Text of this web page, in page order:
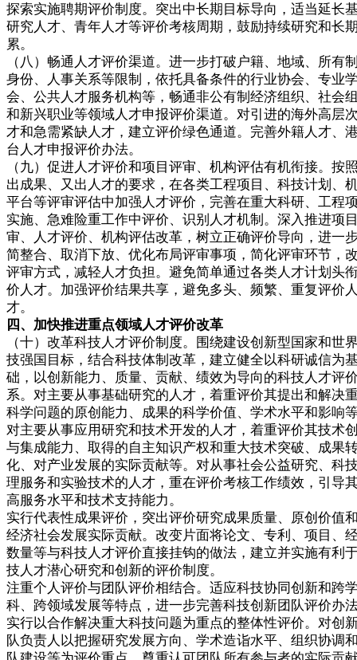
探索实施聘期评价制度。突出中长期目标导向，适当延长
研究人才、青年人才等评价考核周期，鼓励持续研究和长
累。
（八）畅通人才评价渠道。进一步打破户籍、地域、所有
身份、人事关系等限制，依托具备条件的行业协会、专业
会、公共人才服务机构等，畅通非公有制经济组织、社会
和新兴职业等领域人才申报评价渠道。对引进的海外高层
才和急需紧缺人才，建立评价绿色通道。完善外籍人才、
台人才申报评价办法。
（九）促进人才评价和项目评审、机构评估有机衔接。按
出成果、又出人才的要求，在各类工程项目、科技计划、
平台等评审评估中加强人才评价，完善在重大科研、工程
实施、急难险重工作中评价、识别人才机制。深入推进项
审、人才评价、机构评估改革，树立正确评价导向，进一
简整合、取消下放、优化布局评审事项，简化评审环节，
评审方式，减轻人才负担。避免简单通过各类人才计划头
价人才。加强评价结果共享，避免多头、频繁、重复评价
才。
四、加快推进重点领域人才评价改革
（十）改革科技人才评价制度。围绕建设创新型国家和世
技强国目标，结合科技体制改革，建立健全以科研诚信为
础，以创新能力、质量、贡献、绩效为导向的科技人才评
系。对主要从事基础研究的人才，着重评价其提出和解决
科学问题的原创能力、成果的科学价值、学术水平和影响
对主要从事应用研究和技术开发的人才，着重评价其技术
与集成能力、取得的自主知识产权和重大技术突破、成果
化、对产业发展的实际贡献等。对从事社会公益研究、科
理服务和实验技术的人才，重在评价考核工作绩效，引导
高服务水平和技术支持能力。
实行代表性成果评价，突出评价研究成果质量、原创价值
经济社会发展实际贡献。改变片面将论文、专利、项目、
数量等与科技人才评价直接挂钩的做法，建立并实施有利
技人才潜心研究和创新的评价制度。
注重个人评价与团队评价相结合。适应科技协同创新和跨
科、跨领域发展等特点，进一步完善科技创新团队评价办
实行以合作解决重大科技问题为重点的整体性评价。对创
队负责人以把握研究发展方向、学术造诣水平、组织协调